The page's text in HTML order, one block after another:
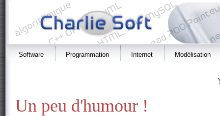
Software Programmation Internet Modélisation
Un peu d'humour !